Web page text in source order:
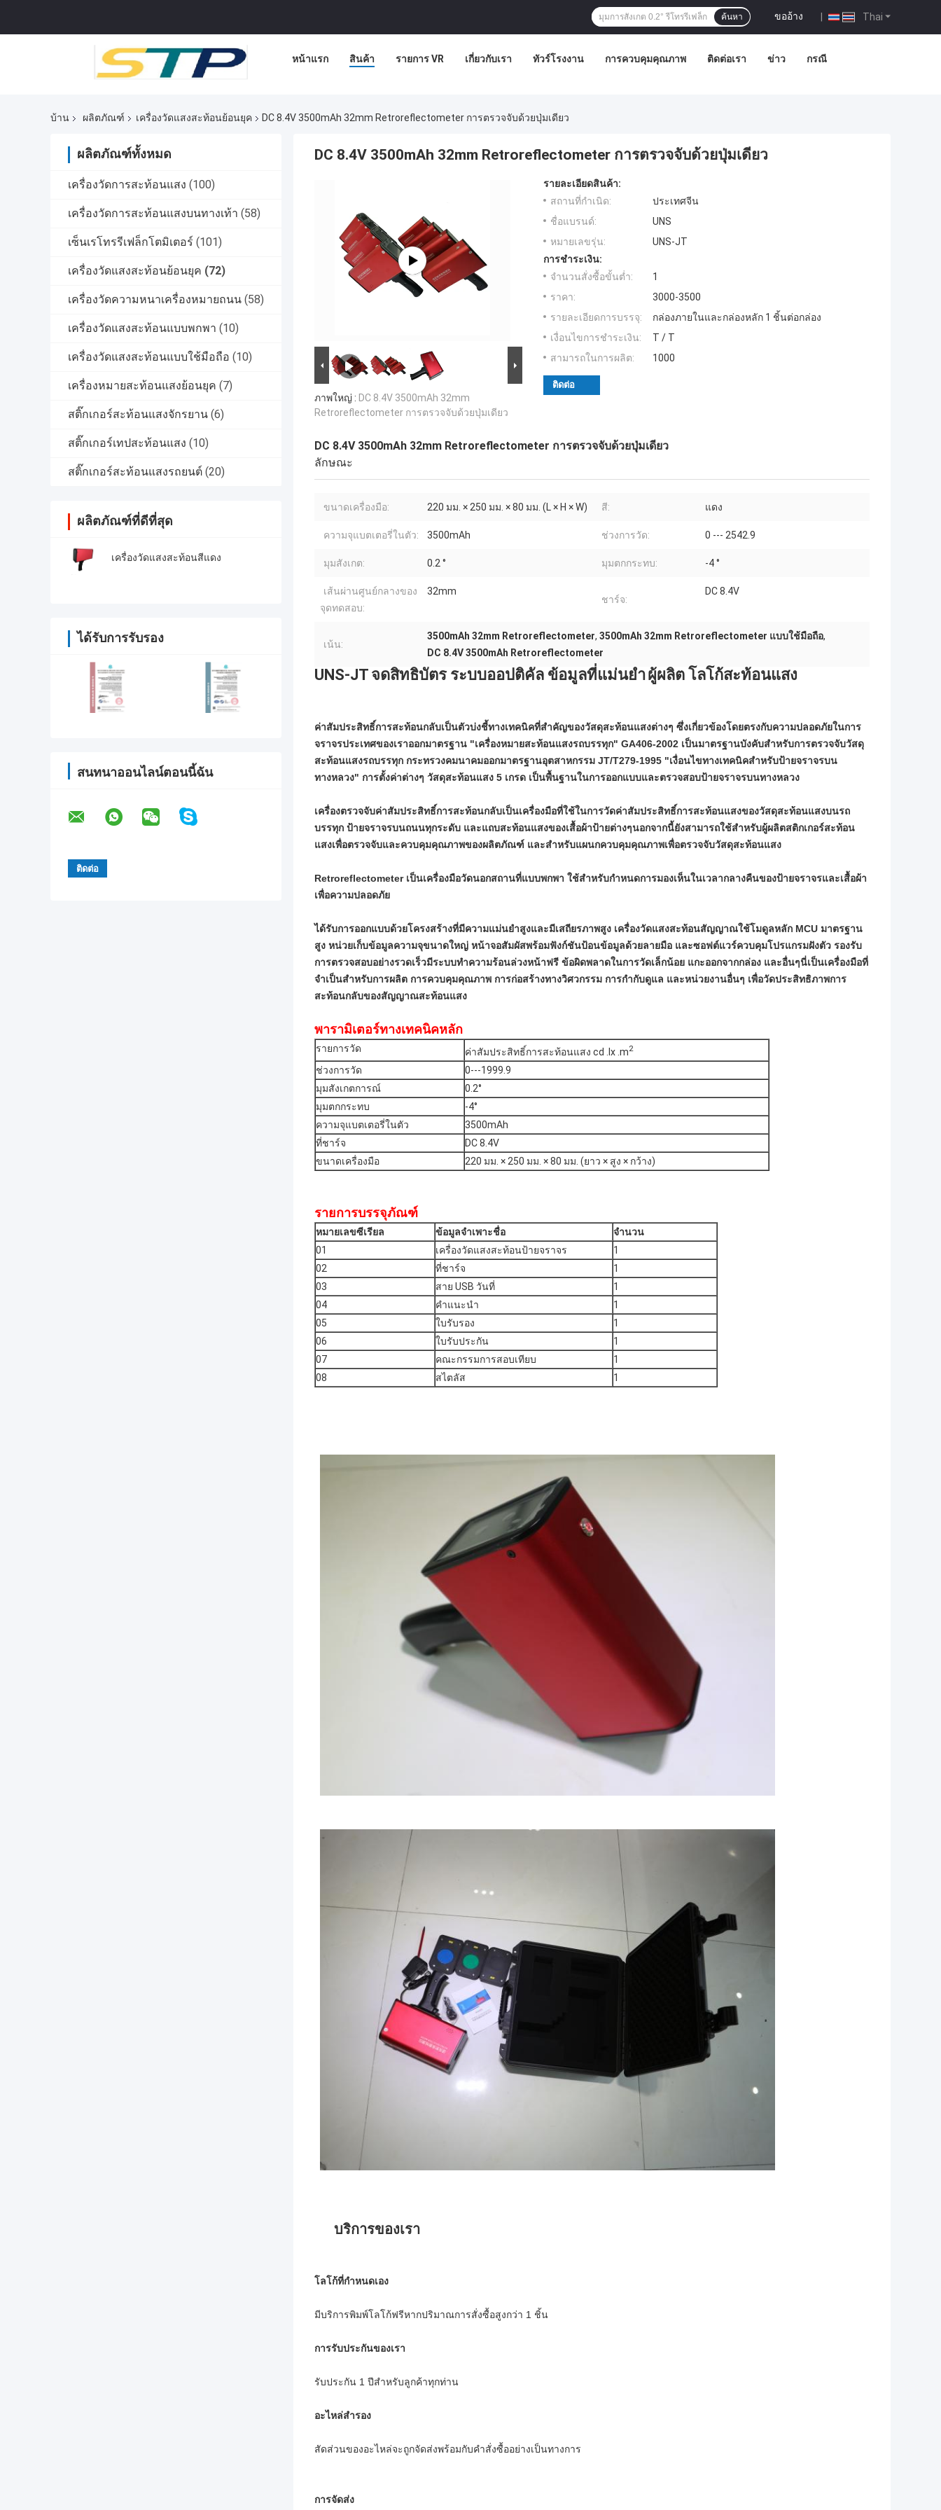
Thai
ขออ้าง |
ค้นหา
หน้าแรก สินค้า รายการ VR เกี่ยวกับเรา ทัวร์โรงงาน การควบคุมคุณภาพ ติดต่อเรา ข่าว กรณี
บ้าน ผลิตภัณฑ์ เครื่องวัดแสงสะท้อนย้อนยุค DC 8.4V 3500mAh 32mm Retroreflectometer การตรวจจับด้วยปุ่มเดียว
ผลิตภัณฑ์ทั้งหมด
เครื่องวัดการสะท้อนแสง (100)
เครื่องวัดการสะท้อนแสงบนทางเท้า (58)
เซ็นเรโทรรีเฟล็กโตมิเตอร์ (101)
เครื่องวัดแสงสะท้อนย้อนยุค (72)
เครื่องวัดความหนาเครื่องหมายถนน (58)
เครื่องวัดแสงสะท้อนแบบพกพา (10)
เครื่องวัดแสงสะท้อนแบบใช้มือถือ (10)
เครื่องหมายสะท้อนแสงย้อนยุค (7)
สติ๊กเกอร์สะท้อนแสงจักรยาน (6)
สติ๊กเกอร์เทปสะท้อนแสง (10)
สติ๊กเกอร์สะท้อนแสงรถยนต์ (20)
ผลิตภัณฑ์ที่ดีที่สุด
เครื่องวัดแสงสะท้อนสีแดง
ได้รับการรับรอง
สนทนาออนไลน์ตอนนี้ฉัน
DC 8.4V 3500mAh 32mm Retroreflectometer การตรวจจับด้วยปุ่มเดียว
ภาพใหญ่ : DC 8.4V 3500mAh 32mm
Retroreflectometer การตรวจจับด้วยปุ่มเดียว
รายละเอียดสินค้า:
สถานที่กำเนิด:
ประเทศจีน
ชื่อแบรนด์:
UNS
หมายเลขรุ่น:
UNS-JT
การชำระเงิน:
จำนวนสั่งซื้อขั้นต่ำ:
1
ราคา:
3000-3500
รายละเอียดการบรรจุ:
กล่องภายในและกล่องหลัก 1 ชิ้นต่อกล่อง
เงื่อนไขการชำระเงิน:
T / T
สามารถในการผลิต:
1000
ติดต่อ
DC 8.4V 3500mAh 32mm Retroreflectometer การตรวจจับด้วยปุ่มเดียว
ลักษณะ
ขนาดเครื่องมือ: 220 มม. × 250 มม. × 80 มม. (L × H × W) สี: แดง
ความจุแบตเตอรี่ในตัว: 3500mAh ช่วงการวัด: 0 --- 2542.9
มุมสังเกต: 0.2 ° มุมตกกระทบ: -4 °
เส้นผ่านศูนย์กลางของ
จุดทดสอบ:
32mm
ชาร์จ:
DC 8.4V
เน้น:
3500mAh 32mm Retroreflectometer, 3500mAh 32mm Retroreflectometer แบบใช้มือถือ,
DC 8.4V 3500mAh Retroreflectometer
UNS-JT จดสิทธิบัตร ระบบออปติคัล ข้อมูลที่แม่นยำผู้ผลิต โลโก้สะท้อนแสง
ค่าสัมประสิทธิ์การสะท้อนกลับเป็นตัวบ่งชี้ทางเทคนิคที่สำคัญของวัสดุสะท้อนแสงต่างๆ ซึ่งเกี่ยวข้องโดยตรงกับความปลอดภัยในการ
จราจรประเทศของเราออกมาตรฐาน "เครื่องหมายสะท้อนแสงรถบรรทุก" GA406-2002 เป็นมาตรฐานบังคับสำหรับการตรวจจับวัสดุ
สะท้อนแสงรถบรรทุก กระทรวงคมนาคมออกมาตรฐานอุตสาหกรรม JT/T279-1995 "เงื่อนไขทางเทคนิคสำหรับป้ายจราจรบน
ทางหลวง" การตั้งค่าต่างๆ วัสดุสะท้อนแสง 5 เกรด เป็นพื้นฐานในการออกแบบและตรวจสอบป้ายจราจรบนทางหลวง
เครื่องตรวจจับค่าสัมประสิทธิ์การสะท้อนกลับเป็นเครื่องมือที่ใช้ในการวัดค่าสัมประสิทธิ์การสะท้อนแสงของวัสดุสะท้อนแสงบนรถ
บรรทุก ป้ายจราจรบนถนนทุกระดับ และแถบสะท้อนแสงของเสื้อผ้าป้ายต่างๆนอกจากนี้ยังสามารถใช้สำหรับผู้ผลิตสติกเกอร์สะท้อน
แสงเพื่อตรวจจับและควบคุมคุณภาพของผลิตภัณฑ์ และสำหรับแผนกควบคุมคุณภาพเพื่อตรวจจับวัสดุสะท้อนแสง
Retroreflectometer เป็นเครื่องมือวัดนอกสถานที่แบบพกพา ใช้สำหรับกำหนดการมองเห็นในเวลากลางคืนของป้ายจราจรและเสื้อผ้า
เพื่อความปลอดภัย
ได้รับการออกแบบด้วยโครงสร้างที่มีความแม่นยำสูงและมีเสถียรภาพสูง เครื่องวัดแสงสะท้อนสัญญาณใช้โมดูลหลัก MCU มาตรฐาน
สูง หน่วยเก็บข้อมูลความจุขนาดใหญ่ หน้าจอสัมผัสพร้อมฟังก์ชันป้อนข้อมูลด้วยลายมือ และซอฟต์แวร์ควบคุมโปรแกรมฝังตัว รองรับ
การตรวจสอบอย่างรวดเร็วมีระบบทำความร้อนล่วงหน้าฟรี ข้อผิดพลาดในการวัดเล็กน้อย แกะออกจากกล่อง และอื่นๆนี่เป็นเครื่องมือที่
จำเป็นสำหรับการผลิต การควบคุมคุณภาพ การก่อสร้างทางวิศวกรรม การกำกับดูแล และหน่วยงานอื่นๆ เพื่อวัดประสิทธิภาพการ
สะท้อนกลับของสัญญาณสะท้อนแสง
พารามิเตอร์ทางเทคนิคหลัก
รายการวัด ค่าสัมประสิทธิ์การสะท้อนแสง cd .lx .m2
ช่วงการวัด
0---1999.9
มุมสังเกตการณ์
0.2°
มุมตกกระทบ
-4°
ความจุแบตเตอรี่ในตัว
3500mAh
ที่ชาร์จ
DC 8.4V
ขนาดเครื่องมือ
220 มม. × 250 มม. × 80 มม. (ยาว × สูง × กว้าง)
รายการบรรจุภัณฑ์
หมายเลขซีเรียล ข้อมูลจำเพาะชื่อ
จำนวน
01
เครื่องวัดแสงสะท้อนป้ายจราจร
1
02
ที่ชาร์จ
1
03
สาย USB วันที่
1
04
คำแนะนำ
1
05
ใบรับรอง
1
06
ใบรับประกัน
1
07
คณะกรรมการสอบเทียบ
1
08
สไตลัส 1
บริการของเรา
โลโก้ที่กำหนดเอง
มีบริการพิมพ์โลโก้ฟรีหากปริมาณการสั่งซื้อสูงกว่า 1 ชิ้น
การรับประกันของเรา
รับประกัน 1 ปีสำหรับลูกค้าทุกท่าน
อะไหล่สำรอง
สัดส่วนของอะไหล่จะถูกจัดส่งพร้อมกับคำสั่งซื้ออย่างเป็นทางการ
การจัดส่ง